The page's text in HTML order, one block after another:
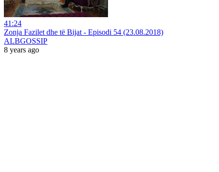
41:24
Zonja Fazilet dhe të Bijat - Episodi 54 (23.08.2018)
ALBGOSSIP
8 years ago